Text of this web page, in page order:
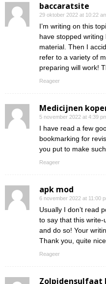
baccaratsite
29 oktober 2022 at 10:22
I’m writing on this
have stopped
material. Then I
refer to a variety of
preparing will work!
Reageer
Medicijnen
5 november 2022 at 4:39
I have read a few
bookmarking for
you put to make
Reageer
apk mod
6 november 2022 at 11:00
Usually I don’t read
to say that this
and do so! Your
Thank you, quite
Reageer
Zolpidensulfaat